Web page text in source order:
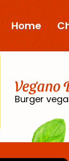
Home
Vegano
Burger